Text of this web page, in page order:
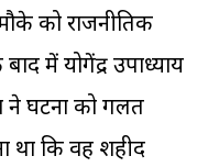
को राजनीतिक
में योगेंद्र उपाध्याय
ने घटना को गलत
था कि वह शहीद